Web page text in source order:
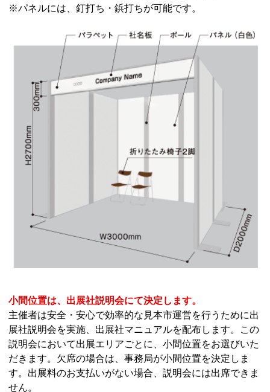
パネルには、釘打ち・鋲打ちが可能です。
小間位置は、出展社説明会にて決定します。
主催者は安全・安心で効率的な見本市運営を行うために出
展社説明会を実施、出展社マニュアルを配布します。この
説明会において出展エリアごとに、小間位置をお選びいた
だきます。欠席の場合は、事務局が小間位置を決定しま
す。出展料のお支払いがない場合、説明会には出席できま
せん。